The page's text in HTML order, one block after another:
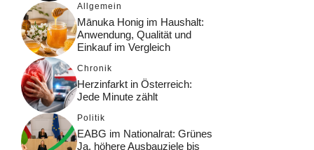
Allgemein
Mānuka Honig im Haushalt:
Anwendung, Qualität und
Einkauf im Vergleich
Chronik
Herzinfarkt in Österreich:
Jede Minute zählt
Politik
EABG im Nationalrat: Grünes
Ja, höhere Ausbauziele bis